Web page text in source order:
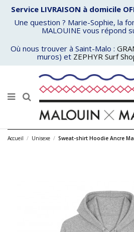
Service LIVRAISON à domicile
Une question ? Marie-Sophie, la
MALOUINE vous répond
Où nous trouver à Saint-Malo :
muros) et ZEPHYR Surf
Accueil Unisexe Sweat-shirt Hoodie Ancre